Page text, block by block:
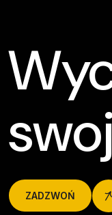
ZADZWOŃ